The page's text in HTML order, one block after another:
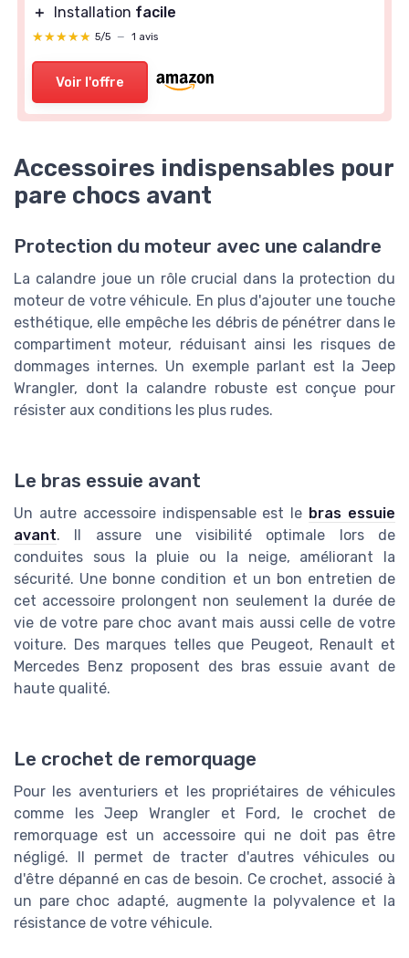
＋
Installation facile
★★★★★
★★★★★ 5/5 — 1 avis
Voir l'offre
Accessoires indispensables pour
pare chocs avant
Protection du moteur avec une calandre
La calandre joue un rôle crucial dans la protection du
moteur de votre véhicule. En plus d'ajouter une touche
esthétique, elle empêche les débris de pénétrer dans le
compartiment moteur, réduisant ainsi les risques de
dommages internes. Un exemple parlant est la Jeep
Wrangler, dont la calandre robuste est conçue pour
résister aux conditions les plus rudes.
Le bras essuie avant
Un autre accessoire indispensable est le bras essuie
avant. Il assure une visibilité optimale lors de
conduites sous la pluie ou la neige, améliorant la
sécurité. Une bonne condition et un bon entretien de
cet accessoire prolongent non seulement la durée de
vie de votre pare choc avant mais aussi celle de votre
voiture. Des marques telles que Peugeot, Renault et
Mercedes Benz proposent des bras essuie avant de
haute qualité.
Le crochet de remorquage
Pour les aventuriers et les propriétaires de véhicules
comme les Jeep Wrangler et Ford, le crochet de
remorquage est un accessoire qui ne doit pas être
négligé. Il permet de tracter d'autres véhicules ou
d'être dépanné en cas de besoin. Ce crochet, associé à
un pare choc adapté, augmente la polyvalence et la
résistance de votre véhicule.